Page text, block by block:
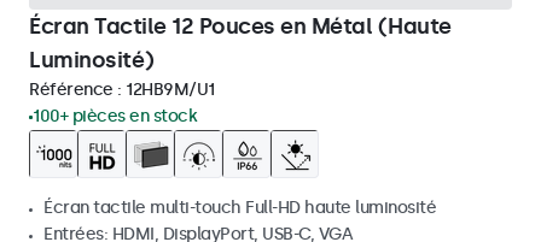
Écran Tactile 12 Pouces en Métal (Haute
Luminosité)
Référence : 12HB9M/U1
100+ pièces en stock
Écran tactile multi-touch Full-HD haute luminosité
Entrées: HDMI, DisplayPort, USB-C, VGA